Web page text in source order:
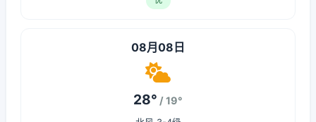
08月08日
28° / 19°